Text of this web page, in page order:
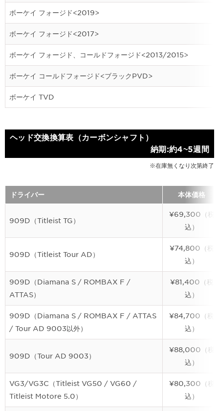
ボーケイ フォージド<2019>
ボーケイ フォージド<2017>
ボーケイ フォージド、コールドフォージド<2013/2015>
ボーケイ コールドフォージド<ブラックPVD>
ボーケイ TVD
ヘッド交換換算表（カーボンシャフト）
納期:約4~5週間
※在庫無くなり次第終了
ドライバー 本体価格
909D（Titleist TG）
¥69,300（税
込）
909D（Titleist Tour AD）
¥74,800（税
込）
909D（Diamana S / ROMBAX F /
ATTAS）
¥81,400（税
込）
909D（Diamana S / ROMBAX F / ATTAS
/ Tour AD 9003以外）
¥84,700（税
込）
909D（Tour AD 9003）
¥88,000（税
込）
VG3/VG3C（Titleist VG50 / VG60 /
Titleist Motore 5.0）
¥80,300（税
込）